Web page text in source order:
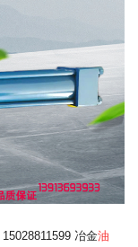
冶金油